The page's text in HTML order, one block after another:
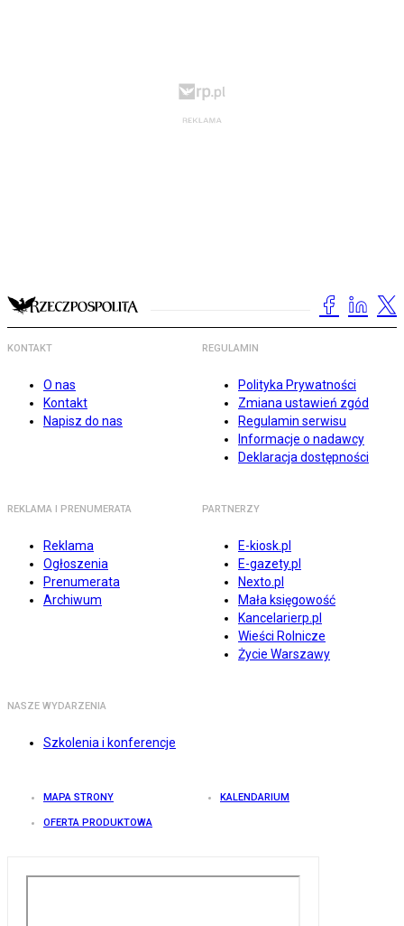
KONTAKT
O nas
Kontakt
Napisz do nas
REGULAMIN
Polityka Prywatności
Zmiana ustawień zgód
Regulamin serwisu
Informacje o nadawcy
Deklaracja dostępności
REKLAMA I PRENUMERATA
Reklama
Ogłoszenia
Prenumerata
Archiwum
PARTNERZY
E-kiosk.pl
E-gazety.pl
Nexto.pl
Mała księgowość
Kancelarierp.pl
Wieści Rolnicze
Życie Warszawy
NASZE WYDARZENIA
Szkolenia i konferencje
MAPA STRONY KALENDARIUM
OFERTA PRODUKTOWA